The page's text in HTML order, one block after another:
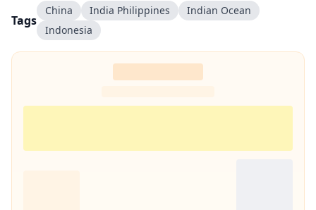
Tags
China India Philippines
Indian Ocean
Indonesia